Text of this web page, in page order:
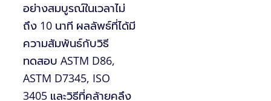
อย่างสมบูรณ์ในเวลาไม่
ถึง 10 นาที ผลลัพธ์ที่ได้มี
ความสัมพันธ์กับวิธี
ทดสอบ ASTM D86,
ASTM D7345, ISO
3405 และวิธีที่คล้ายคลึง